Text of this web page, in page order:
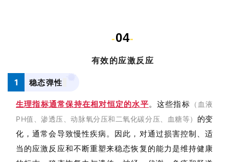
-04-
有效的应激反应
1 稳态弹性
生理指标通常保持在相对恒定的水平。这些指标 （ 血液
PH值、渗透压、动脉氧分压和二氧化碳分压、血糖等） 的变
化，通常会导致慢性疾病。因此，对通过损害控制、适
当的应激反应和不断重塑来稳态恢复的能力是维持健康